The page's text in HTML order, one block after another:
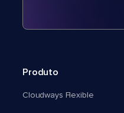
Produto
Cloudways Flexible